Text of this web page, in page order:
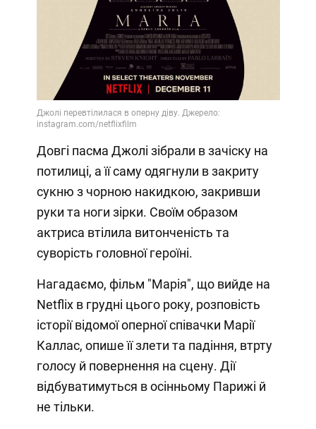
Video
Довгі пасма Джолі зібрали в зачіску на
потилиці, а її саму одягнули в закриту
сукню з чорною накидкою, закривши
руки та ноги зірки. Своїм образом
актриса втілила витонченість та
суворість головної героїні.
Нагадаємо, фільм "Марія", що вийде на
Netflix в грудні цього року, розповість
історії відомої оперної співачки Марії
Каллас, опише її злети та падіння, втрту
голосу й повернення на сцену. Дії
відбуватимуться в осінньому Парижі й
не тільки.